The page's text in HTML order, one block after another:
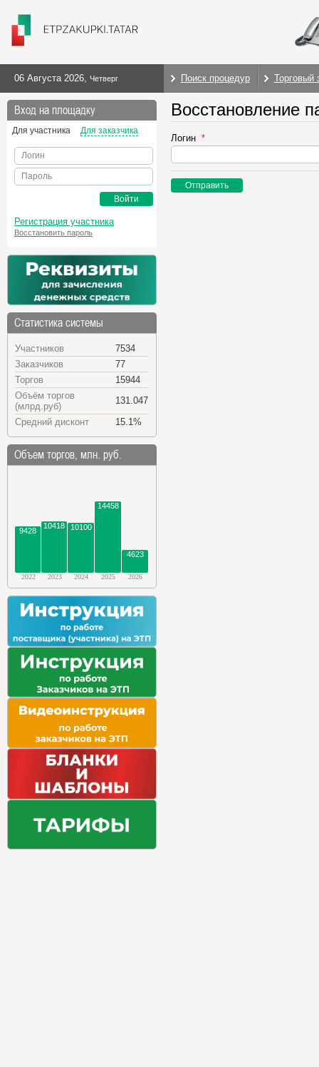
06 Августа 2026, Четверг Поиск процедур Торговый
Вход на площадку
Для участника Для заказчика
Логин
Пароль
Войти
Регистрация участника
Восстановить пароль
Статистика системы
Участников
7534
Заказчиков
77
Торгов
15944
Объём торгов
(млрд.руб)
131.047
Средний дисконт
15.1%
Объем торгов, млн. руб.
9428
10418 10100
14458
4623
2022 2023 2024 2025 2026
Восстановление
Логин
Отправить